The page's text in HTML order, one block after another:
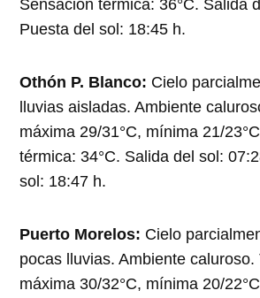
Sensación térmica: 36°C. Salida
Puesta del sol: 18:45 h.
Othón P. Blanco: Cielo
lluvias aisladas. Ambiente
máxima 29/31°C, mínima 21/
térmica: 34°C. Salida del sol:
sol: 18:47 h.
Puerto Morelos: Cielo
pocas lluvias. Ambiente caluroso.
máxima 30/32°C, mínima 20/